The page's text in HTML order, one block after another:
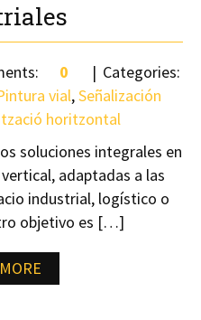
0
Categories:
vial,Señalización
horitzontal
soluciones integrales en
adaptadas a las
industrial, logístico o
objetivo es […]